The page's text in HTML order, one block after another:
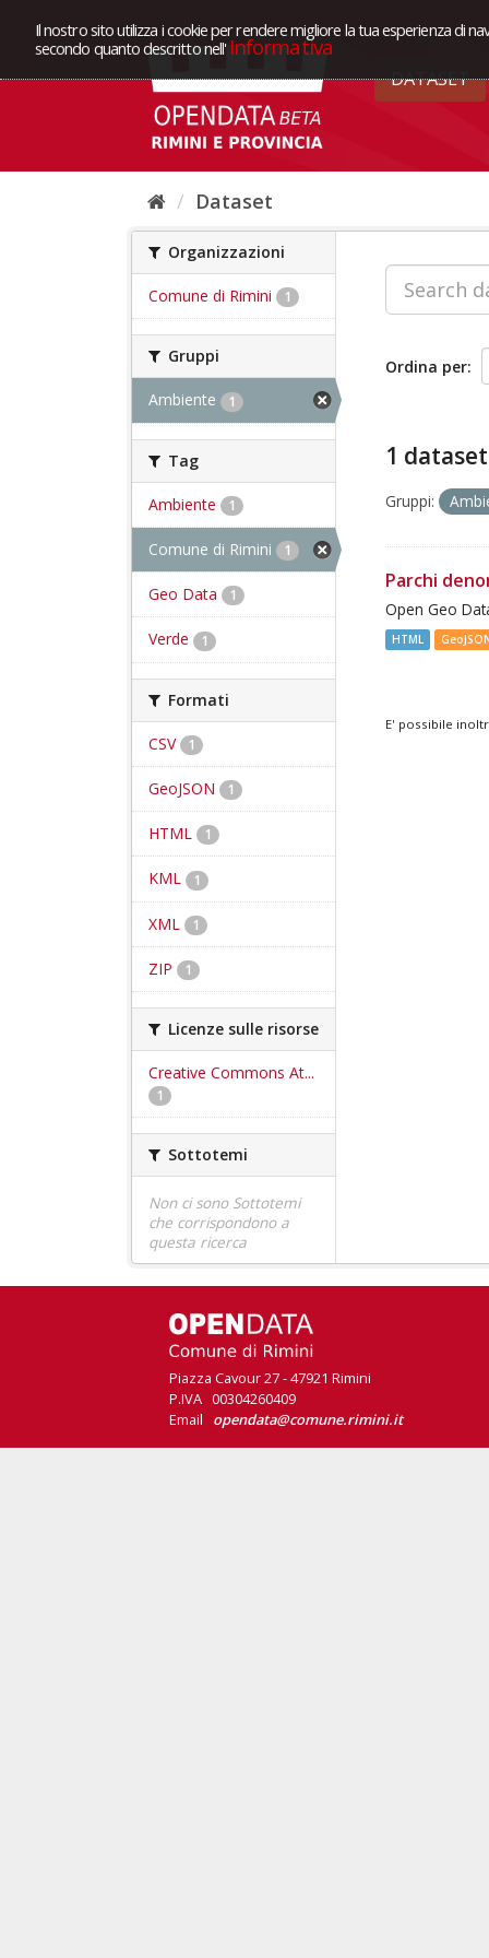
Il nostro sito utilizza i cookie per rendere migliore la tua esperienza di
secondo quanto descritto nell' Informativa
DATASET
Dataset
Organizzazioni
Comune di Rimini 1
Gruppi
Ambiente 1
Tag
Ambiente 1
Comune di Rimini 1
Geo Data 1
Verde 1
Formati
CSV 1
GeoJSON 1
HTML 1
KML 1
XML 1
ZIP 1
Licenze sulle risorse
Creative Commons At...
1
Sottotemi
Non ci sono Sottotemi
che corrispondono a
questa ricerca
Ordina per
1
Gruppi:
Parchi
Open Geo
HTML
E' possibile
Piazza Cavour 27 - 47921 Rimini
P.IVA 00304260409
Email opendata@comune.rimini.it